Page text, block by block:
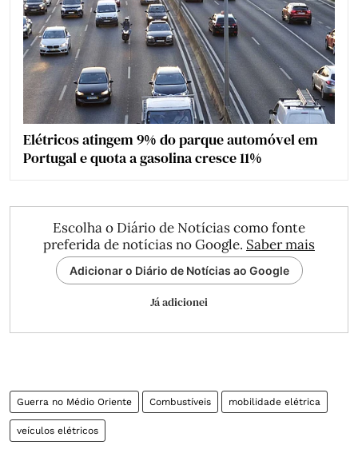
Elétricos atingem 9% do parque automóvel em
Portugal e quota a gasolina cresce 11%
Escolha o Diário de Notícias como fonte
preferida de notícias no Google. Saber mais
Adicionar o Diário de Notícias ao Google
Já adicionei
Guerra no Médio Oriente Combustíveis mobilidade elétrica
veículos elétricos